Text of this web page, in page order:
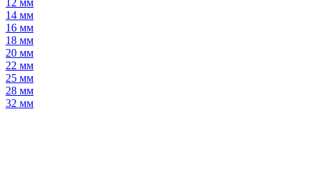
12 мм
14 мм
16 мм
18 мм
20 мм
22 мм
25 мм
28 мм
32 мм